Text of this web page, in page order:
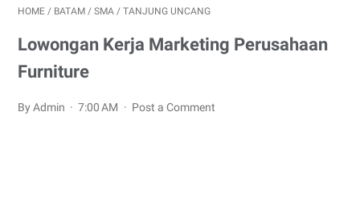
HOME / BATAM / SMA / TANJUNG UNCANG
Lowongan Kerja Marketing Perusahaan
Furniture
By Admin 7:00 AM Post a Comment